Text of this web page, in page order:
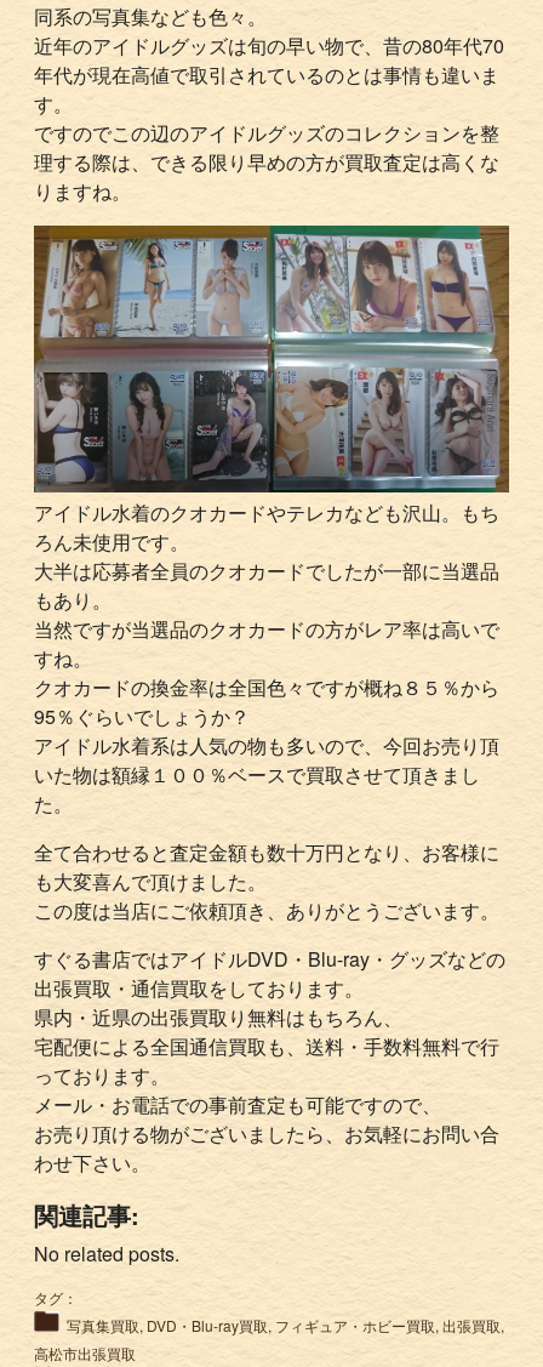
同系の写真集なども色々。
近年のアイドルグッズは旬の早い物で、昔の80年代70
年代が現在高値で取引されているのとは事情も違いま
す。
ですのでこの辺のアイドルグッズのコレクションを整
理する際は、できる限り早めの方が買取査定は高くな
りますね。
アイドル水着のクオカードやテレカなども沢山。もち
ろん未使用です。
大半は応募者全員のクオカードでしたが一部に当選品
もあり。
当然ですが当選品のクオカードの方がレア率は高いで
すね。
クオカードの換金率は全国色々ですが概ね８５％から
95％ぐらいでしょうか？
アイドル水着系は人気の物も多いので、今回お売り頂
いた物は額縁１００％ベースで買取させて頂きまし
た。
全て合わせると査定金額も数十万円となり、お客様に
も大変喜んで頂けました。
この度は当店にご依頼頂き、ありがとうございます。
すぐる書店ではアイドルDVD・Blu-ray・グッズなどの
出張買取・通信買取をしております。
県内・近県の出張買取り無料はもちろん、
宅配便による全国通信買取も、送料・手数料無料で行
っております。
メール・お電話での事前査定も可能ですので、
お売り頂ける物がございましたら、お気軽にお問い合
わせ下さい。
関連記事:
No related posts.
タグ：
写真集買取, DVD・Blu-ray買取, フィギュア・ホビー買取,出張買取,
高松市出張買取